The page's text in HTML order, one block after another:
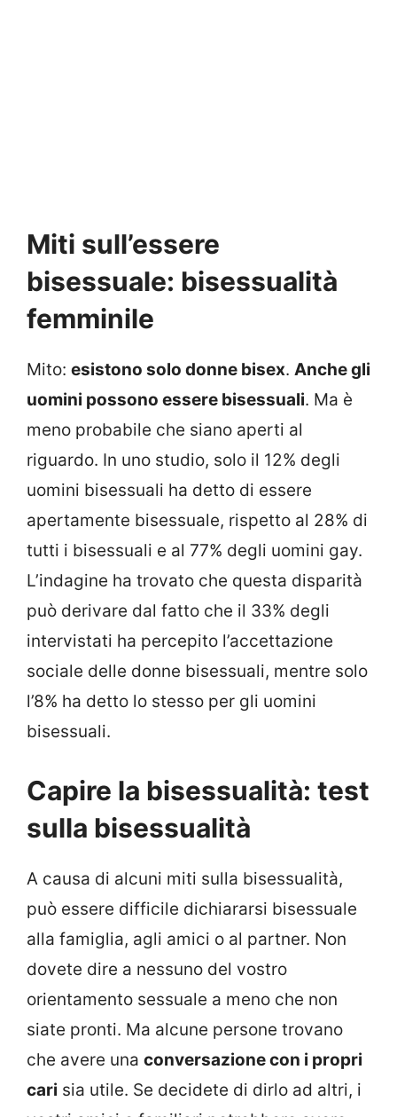
Miti sull’essere
bisessuale: bisessualità
femminile
Mito: esistono solo donne bisex. Anche gli
uomini possono essere bisessuali. Ma è
meno probabile che siano aperti al
riguardo. In uno studio, solo il 12% degli
uomini bisessuali ha detto di essere
apertamente bisessuale, rispetto al 28% di
tutti i bisessuali e al 77% degli uomini gay.
L’indagine ha trovato che questa disparità
può derivare dal fatto che il 33% degli
intervistati ha percepito l’accettazione
sociale delle donne bisessuali, mentre solo
l’8% ha detto lo stesso per gli uomini
bisessuali.
Capire la bisessualità: test
sulla bisessualità
A causa di alcuni miti sulla bisessualità,
può essere difficile dichiararsi bisessuale
alla famiglia, agli amici o al partner. Non
dovete dire a nessuno del vostro
orientamento sessuale a meno che non
siate pronti. Ma alcune persone trovano
che avere una conversazione con i propri
cari sia utile. Se decidete di dirlo ad altri, i